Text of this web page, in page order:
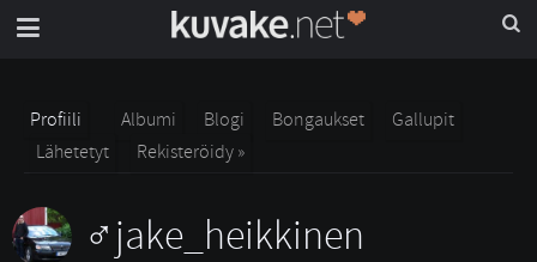
Profiili Albumi Blogi Bongaukset
Gallupit
Lähetetyt
Rekisteröidy »
jake_heikkinen